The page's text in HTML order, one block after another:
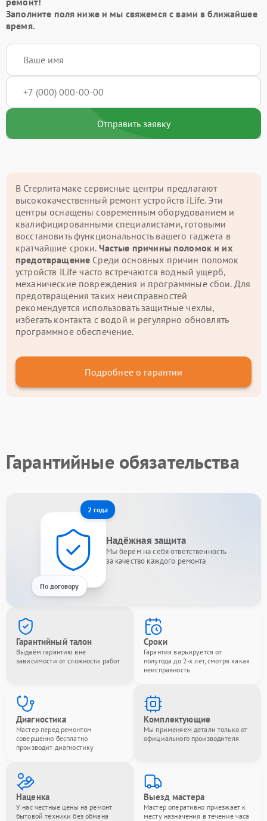
Заполните поля ниже и мы свяжемся с вами в ближайшее
время.
Отправить заявку
В Стерлитамаке сервисные центры предлагают
высококачественный ремонт устройств iLife. Эти
центры оснащены современным оборудованием и
квалифицированными специалистами, готовыми
восстановить функциональность вашего гаджета в
кратчайшие сроки. Частые причины поломок и их
предотвращение Среди основных причин поломок
устройств iLife часто встречаются водный ущерб,
механические повреждения и программные сбои. Для
предотвращения таких неисправностей
рекомендуется использовать защитные чехлы,
избегать контакта с водой и регулярно обновлять
программное обеспечение.
Подробнее о гарантии
Гарантийные обязательства
2 года
По договору
Надёжная защита
Мы берём на себя ответственность
за качество каждого ремонта
Гарантийный талон
Выдаём гарантию вне
зависимости от сложности работ
Сроки
Гарантия варьируется от
полугода до 2-х лет, смотря какая
неисправность
Диагностика
Мастер перед ремонтом
совершенно бесплатно
производит диагностику
Комплектующие
Мы применяем детали только от
официального производителя
Наценка
У нас честные цены на ремонт
бытовой техники без обмана
Выезд мастера
Мастер оперативно приезжает к
месту назначения в течение часа